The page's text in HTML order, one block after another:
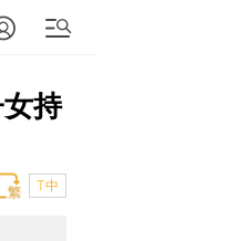
持
T中